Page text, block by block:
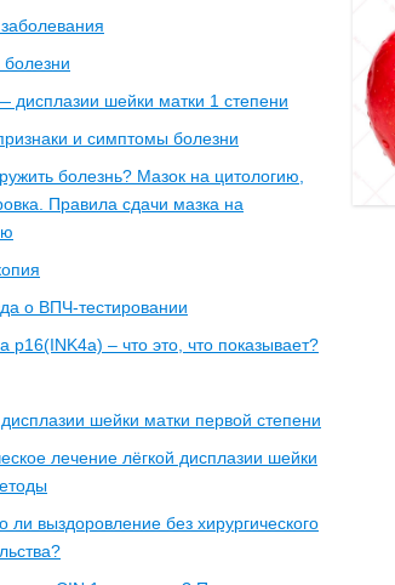
шейки матки 1 степени
и симптомы болезни
болезнь? Мазок на цитологию,
Правила сдачи мазка на
о ВПЧ-тестировании
p16(INK4a) – что это, что показывает?
шейки матки первой степени
лечение лёгкой дисплазии шейки
ли выздоровление без хирургического